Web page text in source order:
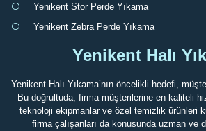
Yenikent Stor Perde Yıkama
Yenikent Zebra Perde Yıkama
Yenikent Halı
Yenikent Halı Yıkama’nın öncelikli hedefi,
Bu doğrultuda, firma müşterilerine en kaliteli
teknoloji ekipmanlar ve özel temizlik ürünleri
firma çalışanları da konusunda uzman ve